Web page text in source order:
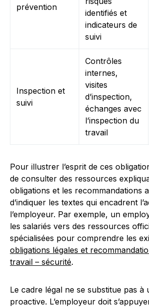
prévention
identifiés et
indicateurs de
suivi
Inspection et
suivi
Contrôles
internes,
visites
d’inspection,
échanges avec
l’inspection du
travail
Pour illustrer l’esprit de ces
de consulter des ressources
obligations et les recommandations
d’indiquer les textes qui encadrent
l’employeur. Par exemple, un
les salariés vers des ressources
spécialisées pour comprendre les
obligations légales et
travail – sécurité.
Le cadre légal ne se substitue pas à
proactive. L’employeur doit